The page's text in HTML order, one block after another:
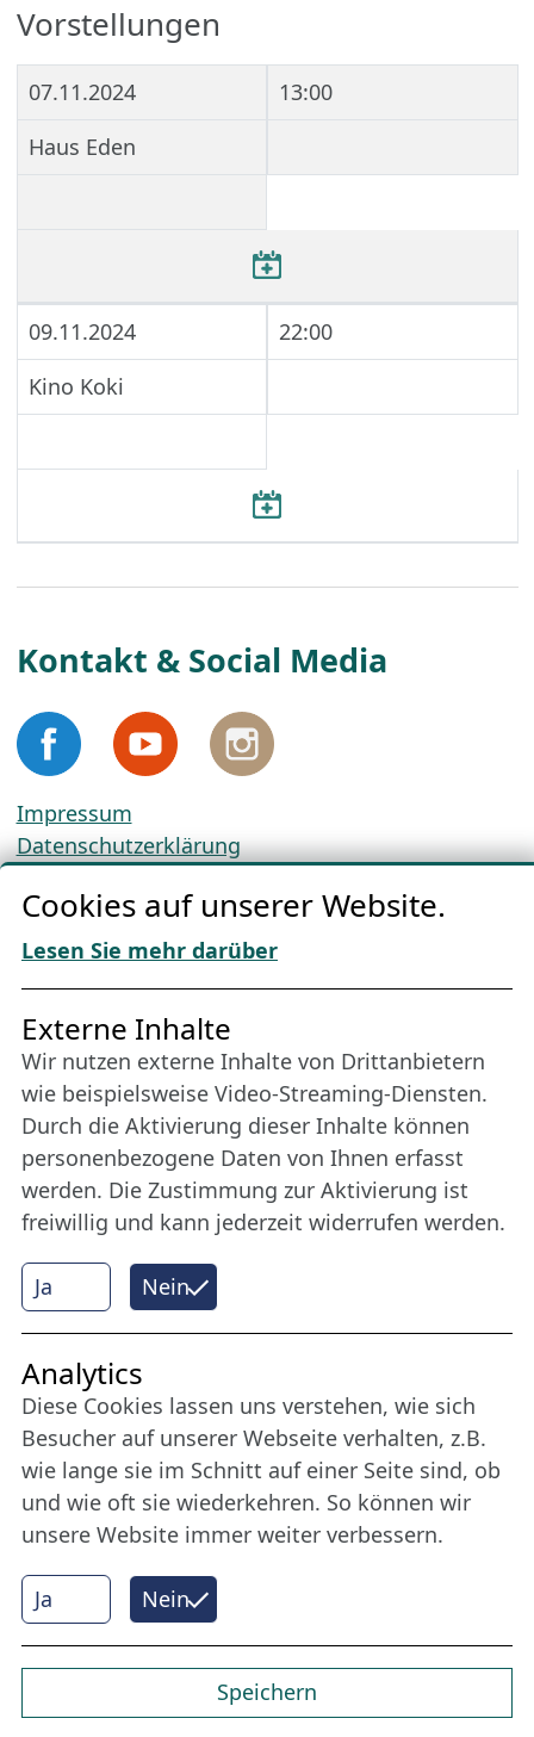
Vorstellungen
07.11.2024
13:00
Haus Eden
09.11.2024
22:00
Kino Koki
Kontakt & Social Media
Impressum
Datenschutzerklärung
AGBs
Download „Nordic Tango“
Freundes­kreis
Bleiben Sie uns das ganze Jahr über verbunden:
Werden Sie Freund der Nordischen Filmtage
Lübeck.
Mehr erfahren
Internet Partner
© 2026 Nordische Filmtage Lübeck
CONVOTIS Lübeck GmbH
Cookies auf unserer Website.
Lesen Sie mehr darüber
Ja Nein
Externe Inhalte
Wir nutzen externe Inhalte von Drittanbietern
wie beispielsweise Video-Streaming-Diensten.
Durch die Aktivierung dieser Inhalte können
personenbezogene Daten von Ihnen erfasst
werden. Die Zustimmung zur Aktivierung ist
freiwillig und kann jederzeit widerrufen werden.
Ja Nein
Analytics
Diese Cookies lassen uns verstehen, wie sich
Besucher auf unserer Webseite verhalten, z.B.
wie lange sie im Schnitt auf einer Seite sind, ob
und wie oft sie wiederkehren. So können wir
unsere Website immer weiter verbessern.
Speichern